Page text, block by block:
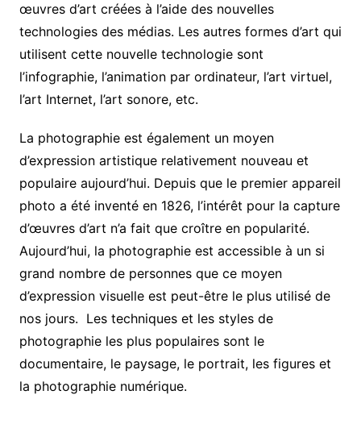
œuvres d’art créées à l’aide des nouvelles
technologies des médias. Les autres formes d’art qui
utilisent cette nouvelle technologie sont
l’infographie, l’animation par ordinateur, l’art virtuel,
l’art Internet, l’art sonore, etc.
La photographie est également un moyen
d’expression artistique relativement nouveau et
populaire aujourd’hui. Depuis que le premier appareil
photo a été inventé en 1826, l’intérêt pour la capture
d’œuvres d’art n’a fait que croître en popularité.
Aujourd’hui, la photographie est accessible à un si
grand nombre de personnes que ce moyen
d’expression visuelle est peut-être le plus utilisé de
nos jours. Les techniques et les styles de
photographie les plus populaires sont le
documentaire, le paysage, le portrait, les figures et
la photographie numérique.